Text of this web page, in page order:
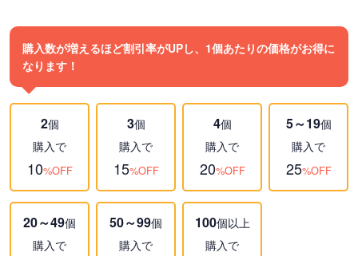
購入数が増えるほど割引率がUPし、1個あたりの価格がお得に
なります！
2個
購入で
10%OFF
3個
購入で
15%OFF
4個
購入で
20%OFF
5～19個
購入で
25%OFF
20～49個
購入で
50～99個
購入で
100個以上
購入で